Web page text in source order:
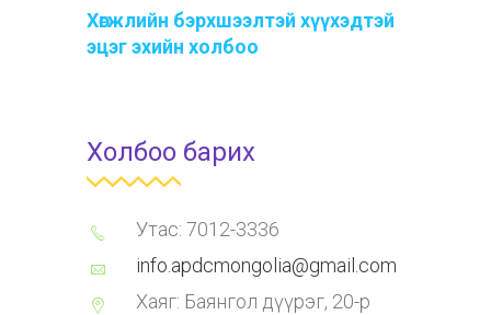
Хөгжлийн бэрхшээлтэй хүүхэдтэй
эцэг эхийн холбоо
Холбоо барих
Утас: 7012-3336
info.apdcmongolia@gmail.com
Хаяг: Баянгол дүүрэг, 20-р